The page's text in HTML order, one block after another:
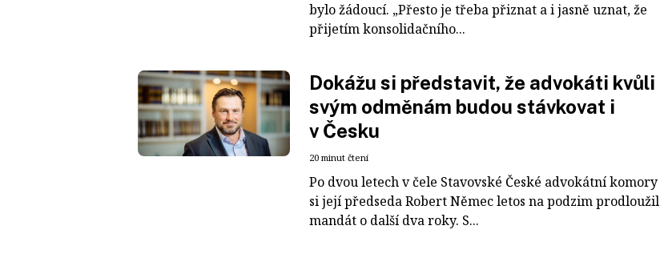
bylo žádoucí. „Přesto je třeba přiznat a i jasně uznat, že
přijetím konsolidačního...
Dokážu si představit, že advokáti kvůli
svým odměnám budou stávkovat i
v Česku
20 minut čtení
Po dvou letech v čele Stavovské České advokátní komory
si její předseda Robert Němec letos na podzim prodloužil
mandát o další dva roky. S...